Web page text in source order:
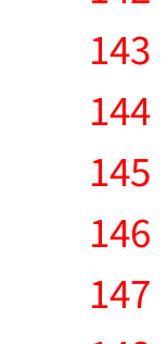
143
144
145
146
147